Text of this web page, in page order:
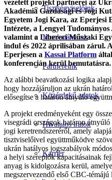
Tisztségviselőink
Munkatársaink
Partnereink
Közérdekű adatok
Hivatalos iratok
Karrier
vezetett projekt partnerei az
Akadémia Gazdasági és Jogi
Egyetem Jogi Kara, az Eperjesi
Intézete, a Lengyel
valamint a Libereci Műszaki
indul és 2022 áprilisában zárul.
Eperjesen a Kassai Platform
konferencián kerül bemutatásra.
Az alábbi beavatkozási logika
hogy hozzájáruljon az ukrán
elősegítse a határon átnyúló
A projekt eredményeként egy
visegrádi országok határon
jogi keretrendszeréről, amely
tisztviselőivel együttműködve
ukrán hatályos jogszabályok
a helyi szereplők kapacitásainak
anyag is kidolgozásra kerül,
megszervezendő első CBC-témájú